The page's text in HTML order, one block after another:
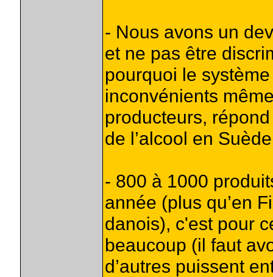
- Nous avons un
et ne pas être
pourquoi le
inconvénients
producteurs,
de l’alcool en
- 800 à 1000
année (plus qu’en
danois), c'est pour
beaucoup (il faut
d’autres puissent